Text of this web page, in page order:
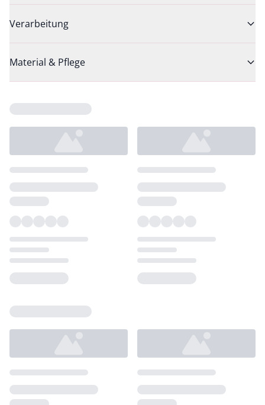
Verarbeitung
Material & Pflege